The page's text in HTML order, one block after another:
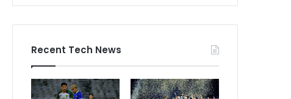
Recent Tech News